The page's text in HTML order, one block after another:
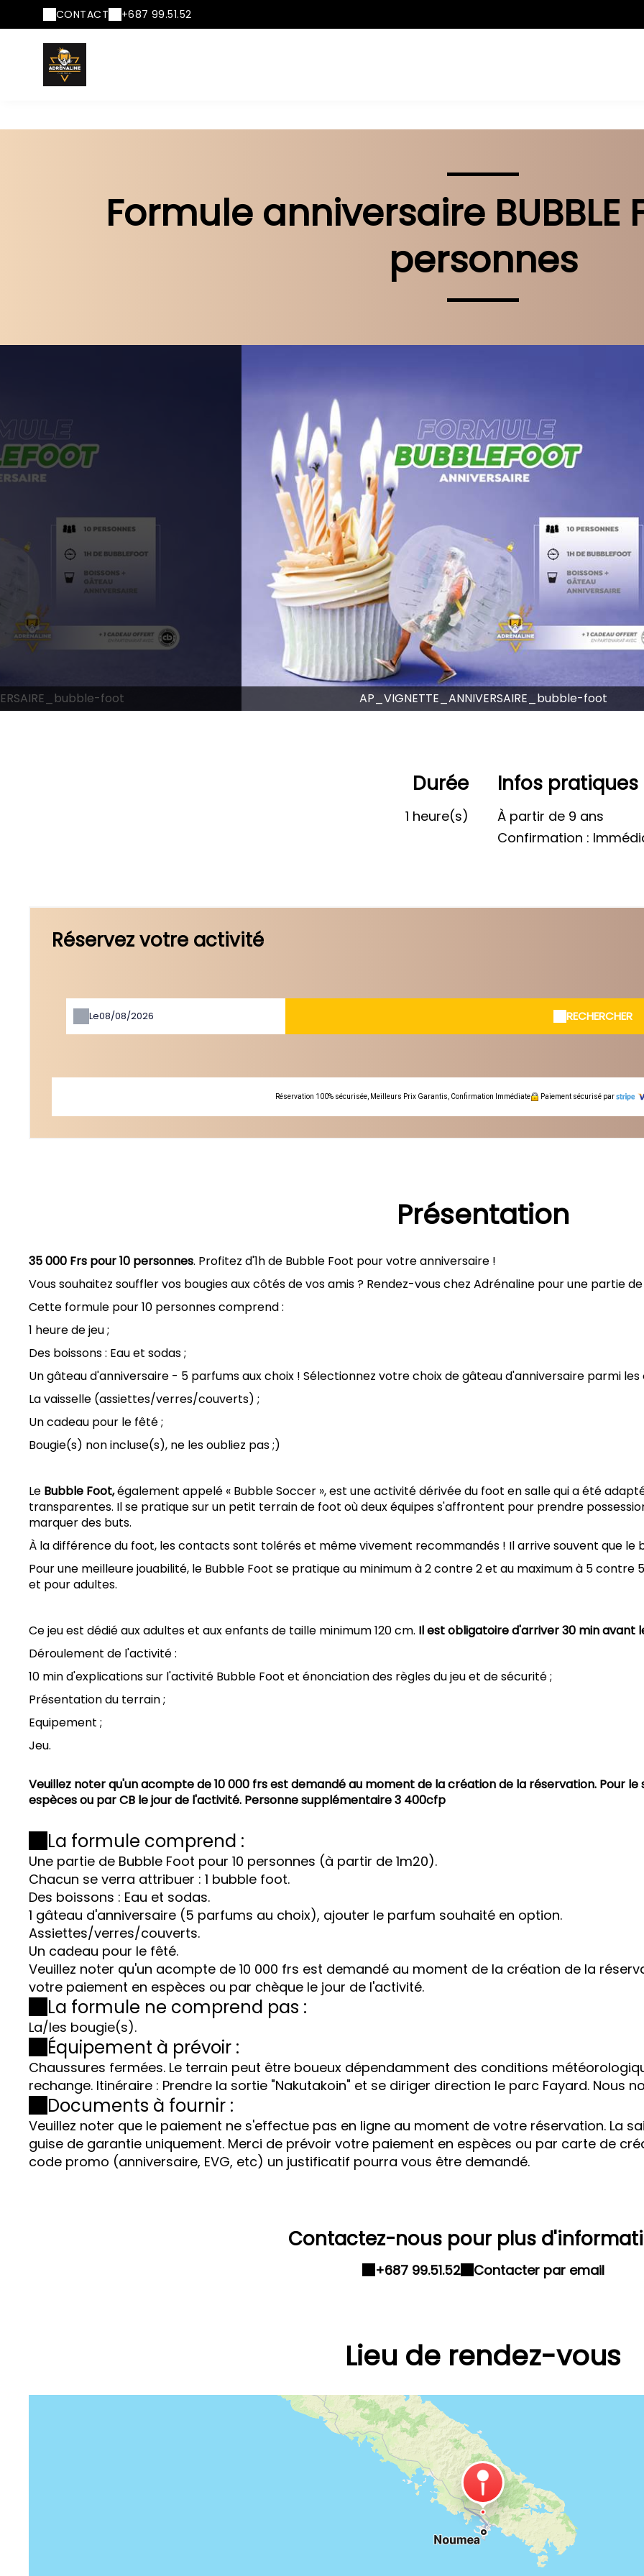
CONTACT +687 99.51.52
Formule anniversaire BUBBLE
personnes
foot AP_VIGNETTE_ANNIVERSAIRE_bubble-foot
Durée
1 heure(s)
Infos pratiques
À partir de 9 ans
Confirmation :
Réservez votre activité
Le RECHERCHER
Réservation 100% sécurisée, Meilleurs Prix Garantis, Confirmation Immédiate Paiement sécurisé par
Présentation
35 000 Frs pour 10 personnes. Profitez d'1h de Bubble Foot pour votre anniversaire !
Vous souhaitez souffler vos bougies aux côtés de vos amis ? Rendez-vous chez Adrénaline pour une partie
Cette formule pour 10 personnes comprend :
1 heure de jeu ;
Des boissons : Eau et sodas ;
Un gâteau d'anniversaire - 5 parfums aux choix ! Sélectionnez votre choix de gâteau d'anniversaire parmi les
La vaisselle (assiettes/verres/couverts) ;
Un cadeau pour le fêté ;
Bougie(s) non incluse(s), ne les oubliez pas ;)
Le Bubble Foot,également appelé « Bubble Soccer », est une activité dérivée du foot en salle qui a été
transparentes. Il se pratique sur un petit terrain de foot où deux équipes s'affrontent pour prendre
marquer des buts.
À la différence du foot, les contacts sont tolérés et même vivement recommandés ! Il arrive souvent que le
Pour une meilleure jouabilité, le Bubble Foot se pratique au minimum à 2 contre 2 et au maximum à 5 contre
et pour adultes.
Ce jeu est dédié aux adultes et aux enfants de taille minimum 120 cm. Il est obligatoire d'arriver 30 min avant
Déroulement de l'activité :
10 min d'explications sur l'activité Bubble Foot et énonciation des règles du jeu et de sécurité ;
Présentation du terrain ;
Equipement ;
Jeu.
Veuillez noter qu'un acompte de 10 000 frs est demandé au moment de la création de la réservation. Pour
espèces ou par CB le jour de l'activité. Personne supplémentaire 3 400cfp
La formule comprend :
Une partie de Bubble Foot pour 10 personnes (à partir de 1m20).
Chacun se verra attribuer : 1 bubble foot.
Des boissons : Eau et sodas.
1 gâteau d'anniversaire (5 parfums au choix), ajouter le parfum souhaité en option.
Assiettes/verres/couverts.
Un cadeau pour le fêté.
Veuillez noter qu'un acompte de 10 000 frs est demandé au moment de la création de la
votre paiement en espèces ou par chèque le jour de l'activité.
La formule ne comprend pas :
La/les bougie(s).
Équipement à prévoir :
Chaussures fermées. Le terrain peut être boueux dépendamment des conditions
rechange. Itinéraire : Prendre la sortie "Nakutakoin" et se diriger direction le parc Fayard. Nous
Documents à fournir :
Veuillez noter que le paiement ne s'effectue pas en ligne au moment de votre réservation. La
guise de garantie uniquement. Merci de prévoir votre paiement en espèces ou par carte de
code promo (anniversaire, EVG, etc) un justificatif pourra vous être demandé.
Contactez-nous pour plus
+687 99.51.52 Contacter par email
Lieu de rendez-vous